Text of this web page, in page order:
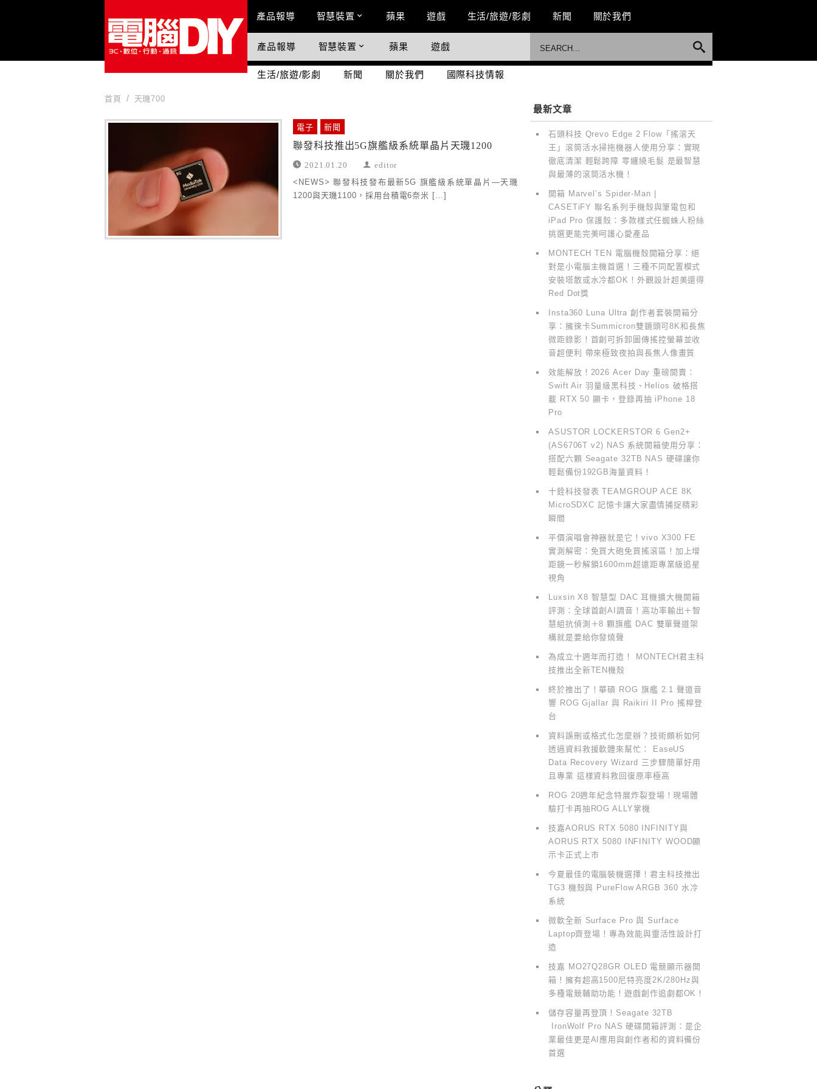
Main Menu
產品報導 智慧裝置 蘋果 遊戲 生活/旅遊/影劇 新聞 關於我們
國際科技情報
產品報導 智慧裝置 蘋果 遊戲
生活/旅遊/影劇 新聞 關於我們 國際科技情報
首頁 天璣700
電子 新聞
聯發科技推出5G旗艦級系統單晶片天璣1200
2021.01.20 editor
<NEWS> 聯發科技發布最新5G 旗艦級系統單晶片—天璣
1200與天璣1100，採用台積電6奈米 […]
最新文章
石頭科技 Qrevo Edge 2 Flow「搖滾天
王」滾筒活水掃拖機器人使用分享：實現
徹底清潔 輕鬆跨障 零纏繞毛髮 是最智慧
與最薄的滾筒活水機！
開箱 Marvel’s Spider-Man |
CASETiFY 聯名系列手機殼與筆電包和
iPad Pro 保護殼：多款樣式任蜘蛛人粉絲
挑選更能完美呵護心愛產品
MONTECH TEN 電腦機殼開箱分享：絕
對是小電腦主機首選！三種不同配置模式
安裝塔散或水冷都OK！外觀設計超美還得
Red Dot獎
Insta360 Luna Ultra 創作者套裝開箱分
享：擁徠卡Summicron雙鏡頭可8K和長焦
微距錄影！首創可拆卸圖傳搖控螢幕並收
音超便利 帶來極致夜拍與長焦人像畫質
效能解放！2026 Acer Day 重磅開賣：
Swift Air 羽量級黑科技、Helios 破格搭
載 RTX 50 顯卡，登錄再抽 iPhone 18
Pro
ASUSTOR LOCKERSTOR 6 Gen2+
(AS6706T v2) NAS 系統開箱使用分享：
搭配六顆 Seagate 32TB NAS 硬碟讓你
輕鬆備份192GB海量資料！
十銓科技發表 TEAMGROUP ACE 8K
MicroSDXC 記憶卡讓大家盡情捕捉精彩
瞬間
平價演唱會神器就是它！vivo X300 FE
實測解密：免買大砲免買搖滾區！加上增
距鏡一秒解鎖1600mm超遠距專業級追星
視角
Luxsin X8 智慧型 DAC 耳機擴大機開箱
評測：全球首創AI調音！高功率輸出＋智
慧組抗偵測＋8 顆旗艦 DAC 雙單聲道架
構就是要給你發燒聲
為成立十週年而打造！ MONTECH君主科
技推出全新TEN機殼
終於推出了！華碩 ROG 旗艦 2.1 聲道音
響 ROG Gjallar 與 Raikiri II Pro 搖桿登
台
資料誤刪或格式化怎麼辦？技術頗析如何
透過資料救援軟體來幫忙： EaseUS
Data Recovery Wizard 三步驟簡單好用
且專業 這樣資料救回復原率極高
ROG 20週年紀念特展炸裂登場！現場體
驗打卡再抽ROG ALLY掌機
技嘉AORUS RTX 5080 INFINITY與
AORUS RTX 5080 INFINITY WOOD顯
示卡正式上市
今夏最佳的電腦裝機選擇！君主科技推出
TG3 機殼與 PureFlow ARGB 360 水冷
系統
微軟全新 Surface Pro 與 Surface
Laptop齊登場！專為效能與靈活性設計打
造
技嘉 MO27Q28GR OLED 電競顯示器開
箱！擁有超高1500尼特亮度2K/280Hz與
多種電競輔助功能！遊戲創作追劇都OK！
儲存容量再登頂！Seagate 32TB
IronWolf Pro NAS 硬碟開箱評測：是企
業最佳更是AI應用與創作者和的資料備份
首選